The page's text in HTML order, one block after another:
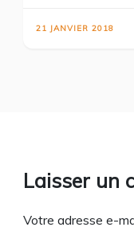
21 JANVIER 2018
Laisser un
Votre adresse e-